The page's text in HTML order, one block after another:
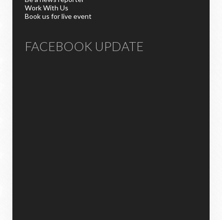
Work With Us
Book us for live event
FACEBOOK UPDATE